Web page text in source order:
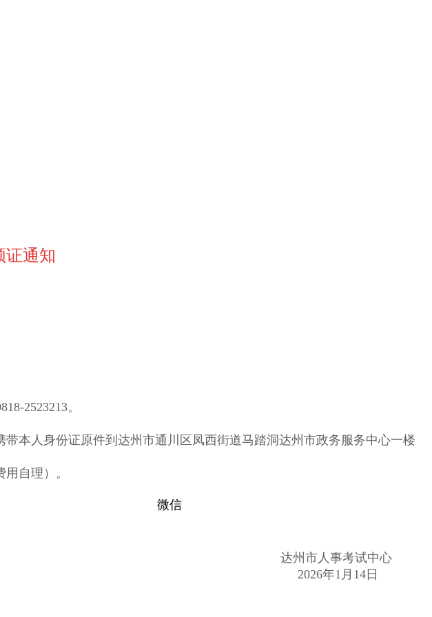
证通知
2523213。
本人身份证原件到达州市通川区凤西街道马踏洞达州市政务服务中心一楼
自理）。
微信
达州市人事考试中心
2026年1月14日